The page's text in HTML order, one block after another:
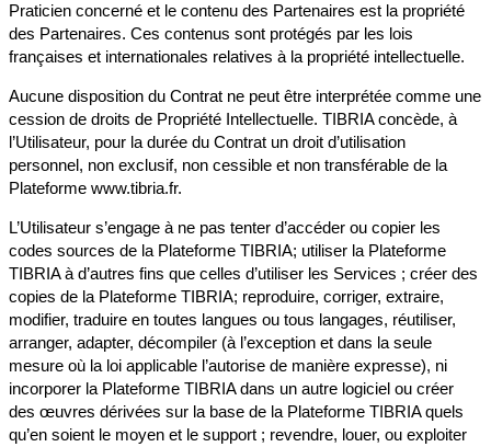
Praticien concerné et le contenu des Partenaires est la propriété
des Partenaires. Ces contenus sont protégés par les lois
françaises et internationales relatives à la propriété intellectuelle.
Aucune disposition du Contrat ne peut être interprétée comme une
cession de droits de Propriété Intellectuelle. TIBRIA concède, à
l’Utilisateur, pour la durée du Contrat un droit d’utilisation
personnel, non exclusif, non cessible et non transférable de la
Plateforme www.tibria.fr.
L’Utilisateur s’engage à ne pas tenter d’accéder ou copier les
codes sources de la Plateforme TIBRIA; utiliser la Plateforme
TIBRIA à d’autres fins que celles d’utiliser les Services ; créer des
copies de la Plateforme TIBRIA; reproduire, corriger, extraire,
modifier, traduire en toutes langues ou tous langages, réutiliser,
arranger, adapter, décompiler (à l’exception et dans la seule
mesure où la loi applicable l’autorise de manière expresse), ni
incorporer la Plateforme TIBRIA dans un autre logiciel ou créer
des œuvres dérivées sur la base de la Plateforme TIBRIA quels
qu’en soient le moyen et le support ; revendre, louer, ou exploiter